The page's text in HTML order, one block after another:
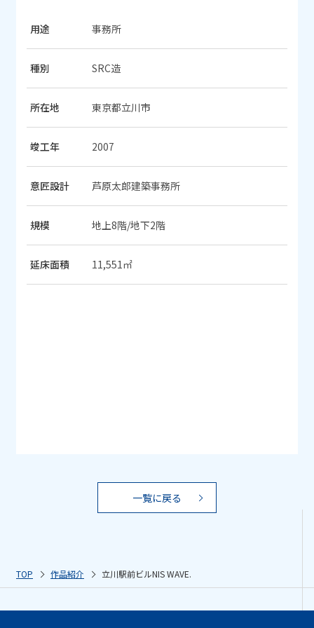
用途 事務所
種別 SRC造
所在地 東京都立川市
竣工年 2007
意匠設計 芦原太郎建築事務所
規模 地上8階/地下2階
延床面積 11,551㎡
一覧に戻る
TOP 作品紹介 立川駅前ビルNIS WAVE.